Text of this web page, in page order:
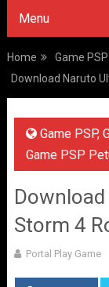
Menu
Home Game PSP
Download Naruto
Game PSP,
Game PSP
Storm 4
Portal Play Game